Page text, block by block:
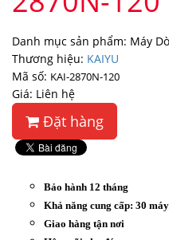
Danh mục sản phẩm: Máy
Thương hiệu: KAIYU
Mã số: KAI-2870N-120
Giá: Liên hệ
Đặt hàng
Bảo hành 12 tháng
Khả năng cung cấp: 30
Giao hàng tận nơi